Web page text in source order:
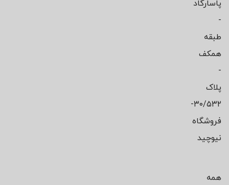
پاسارگاد
-
طبقه
همکف
-
پلاک
۳۰/۵۳۲-
فروشگاه
نیوچید
همه